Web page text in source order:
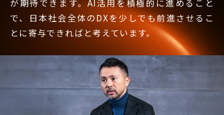
が期待できます。AI活用を積極的に進めること
で、日本社会全体のDXを少しでも前進させるこ
とに寄与できればと考えています。